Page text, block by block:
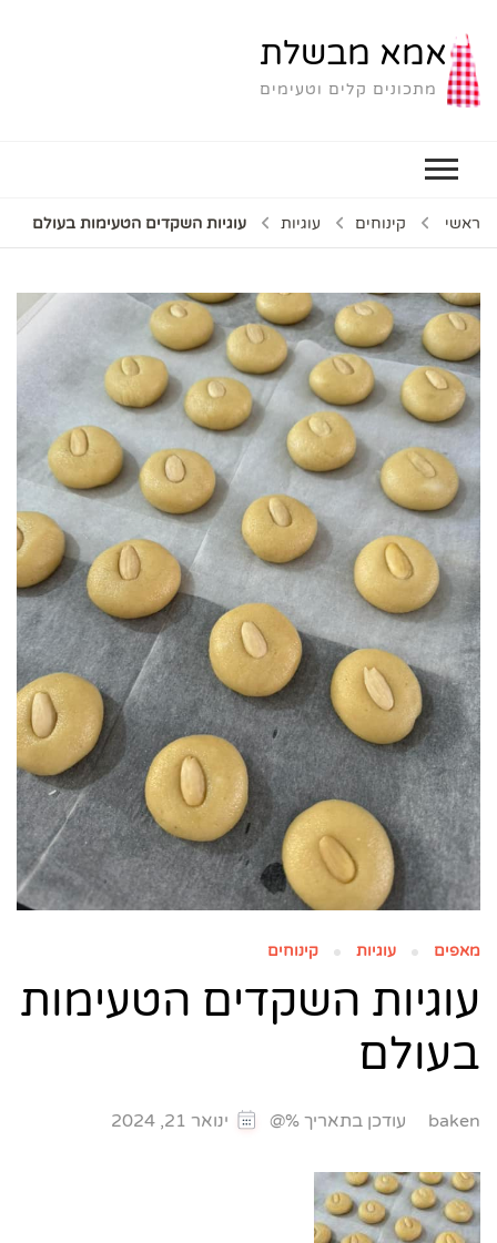
אמא מבשלת
מתכונים קלים וטעימים
ראשי קינוחים עוגיות עוגיות השקדים הטעימות בעולם
מאפים עוגיות קינוחים
עוגיות השקדים הטעימות
בעולם
baken עודכן בתאריך %@ ינואר 21, 2024